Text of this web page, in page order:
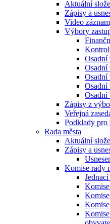
Aktuální
Zápisy a
Video
Výbory
Osadní
Osadní
Osadní
Osadní
Zápisy z
Veřejná
Podklady pro
Rada města
Aktuální
Zápisy a
Komise rady